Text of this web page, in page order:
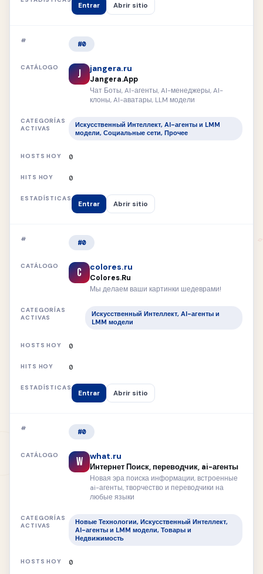
Entrar Abrir sitio
#0
J jangera.ru
Jangera.App
Чат Боты, AI-агенты, AI-менеджеры, AI-
клоны, AI-аватары, LLM модели
Искусственный Интеллект, AI-агенты и LMM
модели, Социальные сети, Прочее
0
0
Entrar Abrir sitio
#0
C colores.ru
Colores.Ru
Мы делаем ваши картинки шедеврами!
Искусственный Интеллект, AI-агенты и
LMM модели
0
0
Entrar Abrir sitio
#0
W what.ru
Интернет Поиск, переводчик, ai-агенты
Новая эра поиска информации, встроенные
ai-агенты, творчество и переводчики на
любые языки
Новые Технологии, Искусственный Интеллект,
AI-агенты и LMM модели, Товары и
Недвижимость
0